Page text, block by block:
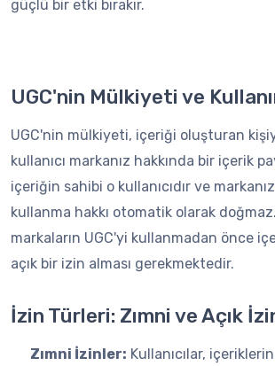
güçlü bir etki bırakır.
UGC'nin Mülkiyeti ve
UGC'nin mülkiyeti, içeriği oluşturan
kullanıcı markanız hakkında bir içerik
içeriğin sahibi o kullanıcıdır ve
kullanma hakkı otomatik olarak
markaların UGC'yi kullanmadan önce
açık bir izin alması gerekmektedir.
İzin Türleri: Zımni ve Açık
Zımni İzinler: Kullanıcılar,